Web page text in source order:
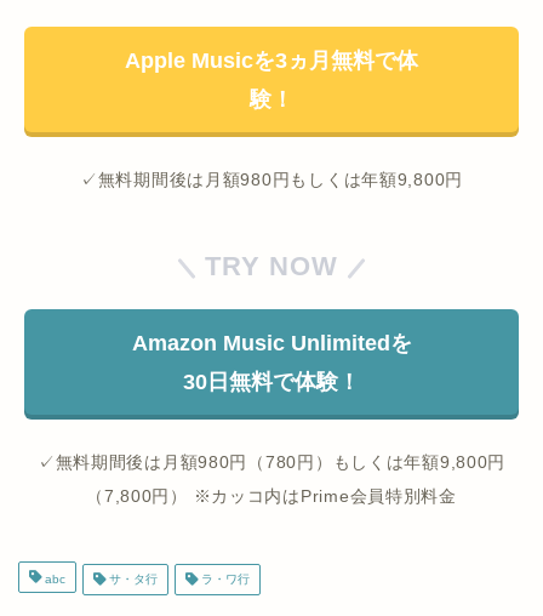
Apple Musicを3ヵ月無料で体
験！
✓無料期間後は月額980円もしくは年額9,800円
TRY NOW
Amazon Music Unlimitedを
30日無料で体験！
✓無料期間後は月額980円（780円）もしくは年額9,800円
（7,800円） ※カッコ内はPrime会員特別料金
abc サ・タ行 ラ・ワ行